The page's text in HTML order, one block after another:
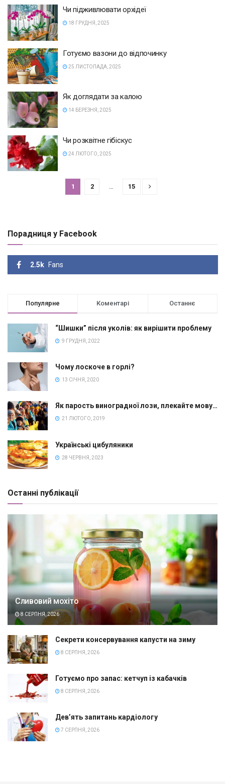
Чи підживлювати орхідеї
18 ГРУДНЯ, 2025
Готуємо вазони до відпочинку
25 ЛИСТОПАДА, 2025
Як доглядати за калою
14 БЕРЕЗНЯ, 2025
Чи розквітне гібіскус
24 ЛЮТОГО, 2025
1 2 … 15
Порадниця у Facebook
2.5k Fans
Популярне Коментарі Останнє
“Шишки” після уколів: як вирішити проблему
9 ГРУДНЯ, 2022
Чому лоскоче в горлі?
13 СІЧНЯ, 2020
Як парость виноградної лози, плекайте мову…
21 ЛЮТОГО, 2019
Українські цибуляники
28 ЧЕРВНЯ, 2023
Останні публікації
Сливовий мохіто
8 СЕРПНЯ, 2026
Секрети консервування капусти на зиму
8 СЕРПНЯ, 2026
Готуємо про запас: кетчуп із кабачків
8 СЕРПНЯ, 2026
Дев’ять запитань кардіологу
7 СЕРПНЯ, 2026